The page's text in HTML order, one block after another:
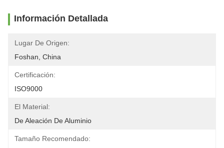
Información Detallada
Lugar De Origen:
Foshan, China
Certificación:
ISO9000
El Material:
De Aleación De Aluminio
Tamaño Recomendado: